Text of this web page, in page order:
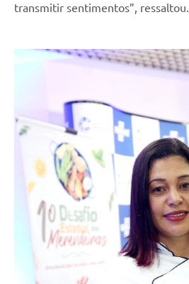
transmitir sentimentos”, ressaltou.